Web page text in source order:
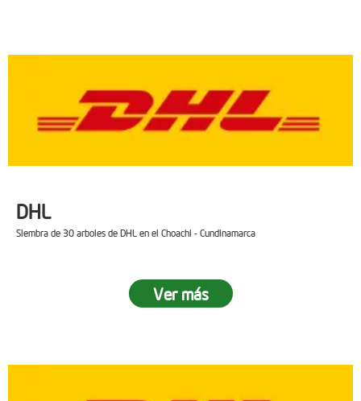
DHL
Siembra de 30 arboles de DHL en el Choachi - Cundinamarca
Ver más